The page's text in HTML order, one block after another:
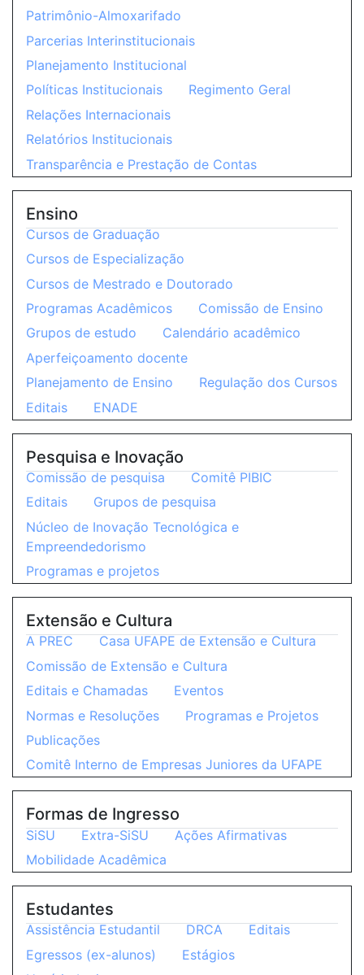
Patrimônio-Almoxarifado
Parcerias Interinstitucionais
Planejamento Institucional
Políticas Institucionais
Regimento Geral
Relações Internacionais
Relatórios Institucionais
Transparência e Prestação de Contas
Ensino
Cursos de Graduação
Cursos de Especialização
Cursos de Mestrado e Doutorado
Programas Acadêmicos
Comissão de Ensino
Grupos de estudo
Calendário acadêmico
Aperfeiçoamento docente
Planejamento de Ensino
Regulação dos Cursos
Editais
ENADE
Pesquisa e Inovação
Comissão de pesquisa
Comitê PIBIC
Editais
Grupos de pesquisa
Núcleo de Inovação Tecnológica e
Empreendedorismo
Programas e projetos
Extensão e Cultura
A PREC
Casa UFAPE de Extensão e Cultura
Comissão de Extensão e Cultura
Editais e Chamadas
Eventos
Normas e Resoluções
Programas e Projetos
Publicações
Comitê Interno de Empresas Juniores da UFAPE
Formas de Ingresso
SiSU Extra-SiSU
Ações Afirmativas
Mobilidade Acadêmica
Estudantes
Assistência Estudantil DRCA
Editais
Egressos (ex-alunos)
Estágios